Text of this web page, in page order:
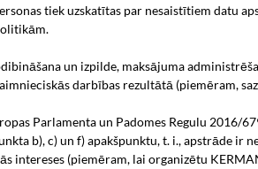
tiek uzskatītas par nesaistītiem datu
un izpilde, maksājuma
darbības rezultātā (piemēram,
Parlamenta un Padomes Regulu 2016/
b), c) un f) apakšpunktu, t. i., apstrāde ir
intereses (piemēram, lai organizētu